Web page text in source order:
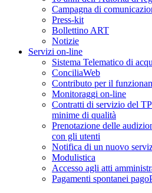
Campagna di
Press-kit
Bollettino ART
Notizie
Servizi on-line
Sistema Telematico di
ConciliaWeb
Contributo per il
Monitoraggi on-line
Contratti di servizio del
minime di qualità
Prenotazione delle
con gli utenti
Notifica di un nuovo
Modulistica
Accesso agli atti
Pagamenti spontanei